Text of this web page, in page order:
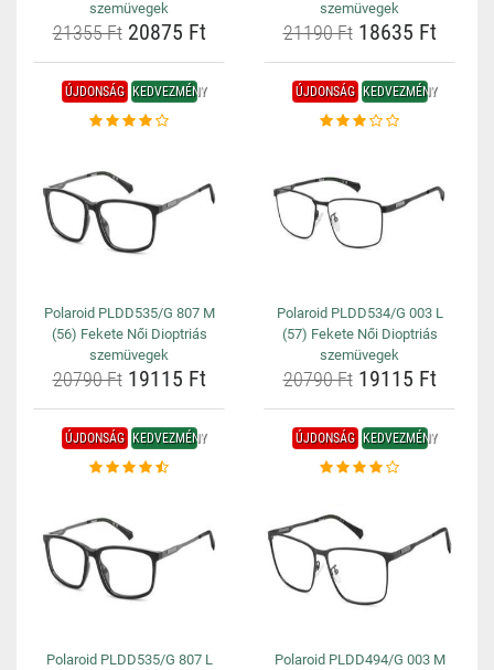
szemüvegek
21355 Ft20875 Ft
szemüvegek
21190 Ft18635 Ft
ÚJDONSÁG KEDVEZMÉNY
Polaroid PLDD535/G 807 M
(56) Fekete Női Dioptriás
szemüvegek
20790 Ft19115 Ft
ÚJDONSÁG KEDVEZMÉNY
Polaroid PLDD534/G 003 L
(57) Fekete Női Dioptriás
szemüvegek
20790 Ft19115 Ft
ÚJDONSÁG KEDVEZMÉNY
Polaroid PLDD535/G 807 L
ÚJDONSÁG KEDVEZMÉNY
Polaroid PLDD494/G 003 M